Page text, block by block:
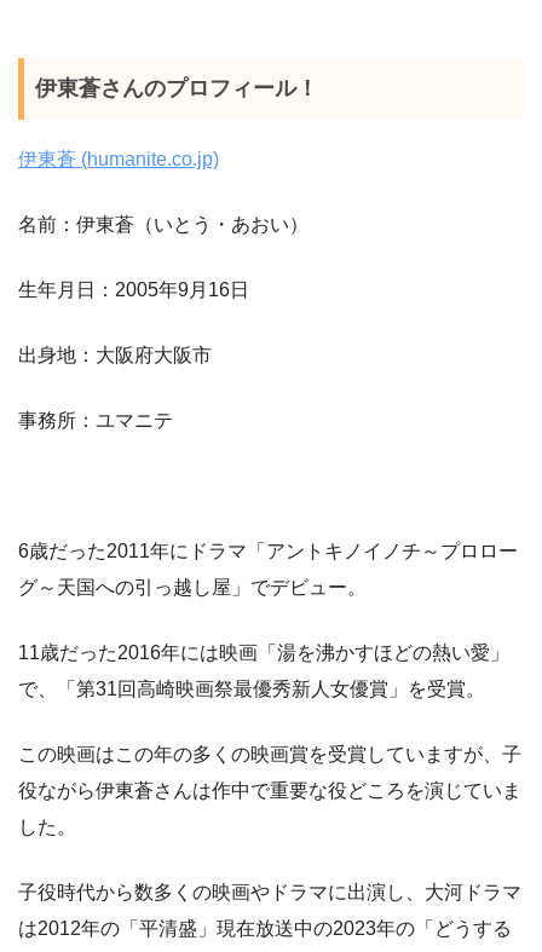
伊東蒼さんのプロフィール！
伊東蒼 (humanite.co.jp)
名前：伊東蒼（いとう・あおい）
生年月日：2005年9月16日
出身地：大阪府大阪市
事務所：ユマニテ
6歳だった2011年にドラマ「アントキノイノチ～プロロー
グ～天国への引っ越し屋」でデビュー。
11歳だった2016年には映画「湯を沸かすほどの熱い愛」
で、「第31回高崎映画祭最優秀新人女優賞」を受賞。
この映画はこの年の多くの映画賞を受賞していますが、子
役ながら伊東蒼さんは作中で重要な役どころを演じていま
した。
子役時代から数多くの映画やドラマに出演し、大河ドラマ
は2012年の「平清盛」現在放送中の2023年の「どうする